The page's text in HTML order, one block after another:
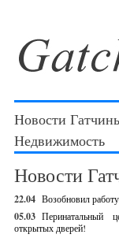
Новости
Недвижимость
Новости
22.04 Возобновил
05.03 Перинатальный
открытых дверей!